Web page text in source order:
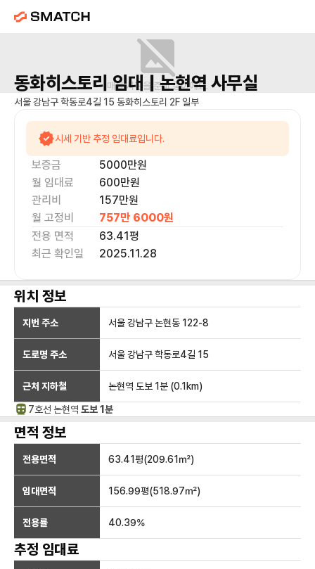
매물 사진을 준비 중이에요.
동화히스토리임대 | 논현역사무실
서울 강남구 학동로4길 15 동화히스토리 2F 일부
시세 기반 추정 임대료입니다.
보증금 5000만원
월 임대료
600만원
관리비
157만원
월 고정비
757만 6000원
전용 면적
63.41평
최근 확인일
2025.11.28
위치 정보
지번 주소 서울 강남구 논현동 122-8
도로명 주소 서울 강남구 학동로4길 15
근처 지하철 논현역 도보 1분 (0.1 km)
7호선 논현역 도보 1분
면적 정보
전용면적 63.41평(209.61㎡)
임대면적 156.99평(518.97㎡)
전용률 40.39%
추정 임대료